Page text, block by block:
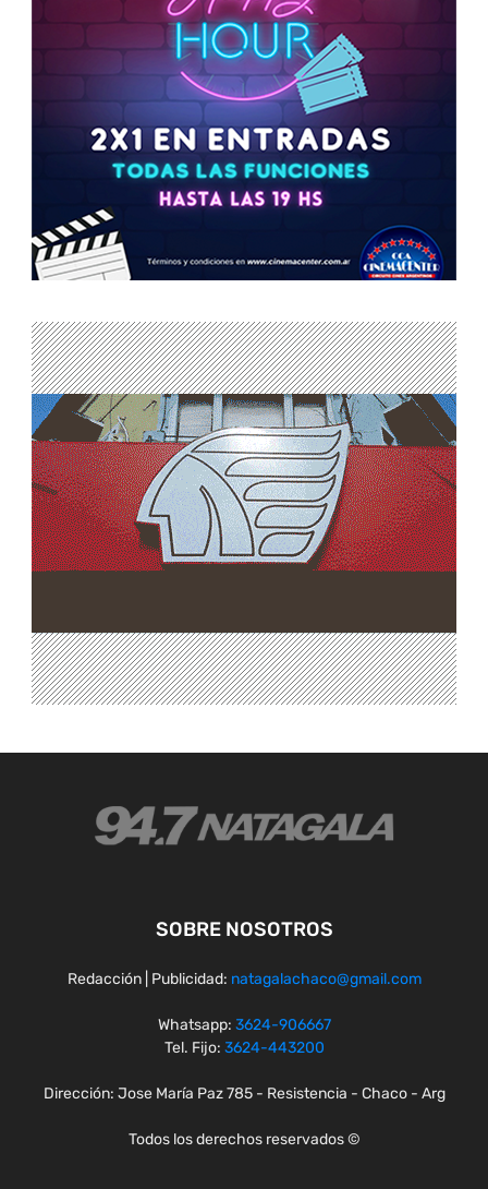
SOBRE NOSOTROS
Redacción | Publicidad: natagalachaco@gmail.com
Whatsapp: 3624-906667
Tel. Fijo: 3624-443200
Dirección: Jose María Paz 785 - Resistencia - Chaco - Arg
Todos los derechos reservados ©